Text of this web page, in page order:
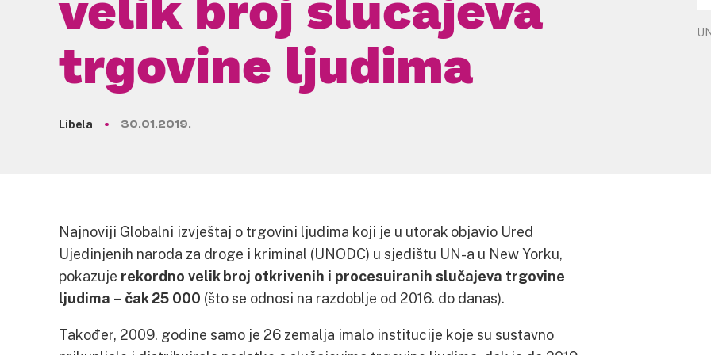
trgovine ljudima
Libela 30.01.2019.
Najnoviji Globalni izvještaj o trgovini ljudima koji je u utorak objavio Ured
Ujedinjenih naroda za droge i kriminal (UNODC) u sjedištu UN-a u New Yorku,
pokazuje rekordno velik broj otkrivenih i procesuiranih slučajeva trgovine
ljudima – čak 25 000 (što se odnosi na razdoblje od 2016. do danas).
Također, 2009. godine samo je 26 zemalja imalo institucije koje su sustavno